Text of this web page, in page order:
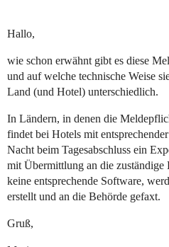
Hallo,
wie schon erwähnt gibt es diese
und auf welche technische Weise
Land (und Hotel) unterschiedlich.
In Ländern, in denen die
findet bei Hotels mit
Nacht beim Tagesabschluss ein
mit Übermittlung an die zuständige
keine entsprechende Software,
erstellt und an die Behörde gefaxt.
Gruß,